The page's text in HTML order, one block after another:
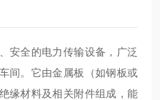
安全的电力传输设备，广泛
间。它由金属板（如钢板或
缘材料及相关附件组成，能